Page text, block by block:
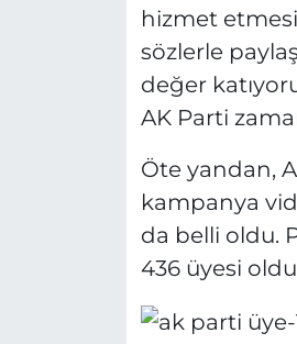
hizmet
sözlerle
değer
AK Parti
Öte yandan,
kampanya
da belli oldu.
436 üyesi